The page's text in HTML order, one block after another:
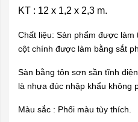
KT : 12 x 1,2 x 2,3 m.
Chất liệu: Sản phẩm được
cột chính được làm bằng sắt
Sàn bằng tôn sơn sần tĩnh
là nhựa đúc nhập khẩu không
Màu sắc : Phối màu tùy thích.